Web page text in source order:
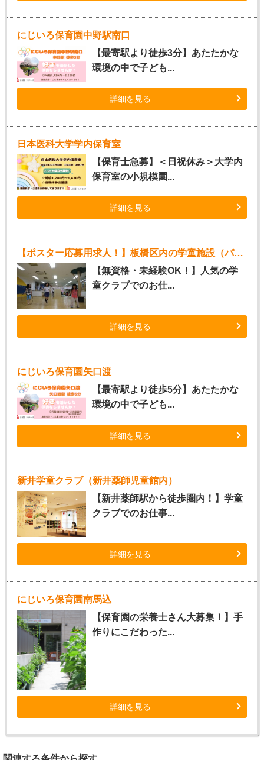
にじいろ保育園中野駅南口
【最寄駅より徒歩3分】あたたかな
環境の中で子ども...
詳細を見る
日本医科大学学内保育室
【保育士急募】＜日祝休み＞大学内
保育室の小規模園...
詳細を見る
【ポスター応募用求人！】板橋区内の学童施設（パート指導員）
【無資格・未経験OK！】人気の学
童クラブでのお仕...
詳細を見る
にじいろ保育園矢口渡
【最寄駅より徒歩5分】あたたかな
環境の中で子ども...
詳細を見る
新井学童クラブ（新井薬師児童館内）
【新井薬師駅から徒歩圏内！】学童
クラブでのお仕事...
詳細を見る
にじいろ保育園南馬込
【保育園の栄養士さん大募集！】手
作りにこだわった...
詳細を見る